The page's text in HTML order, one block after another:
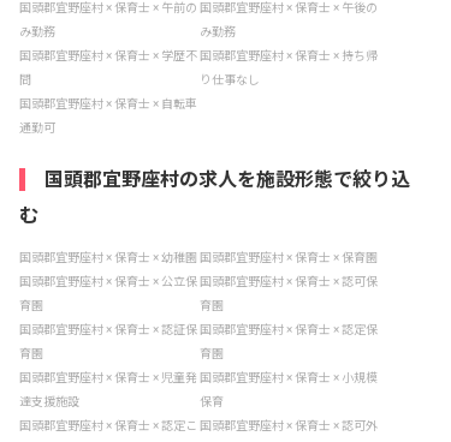
国頭郡宜野座村 × 保育士 × 午前の
み勤務
国頭郡宜野座村 × 保育士 × 午後の
み勤務
国頭郡宜野座村 × 保育士 × 学歴不
問
国頭郡宜野座村 × 保育士 × 持ち帰
り仕事なし
国頭郡宜野座村 × 保育士 × 自転車
通勤可
国頭郡宜野座村の求人を施設形態で絞り込
む
国頭郡宜野座村 × 保育士 × 幼稚園 国頭郡宜野座村 × 保育士 × 保育園
国頭郡宜野座村 × 保育士 × 公立保
育園
国頭郡宜野座村 × 保育士 × 認可保
育園
国頭郡宜野座村 × 保育士 × 認証保
育園
国頭郡宜野座村 × 保育士 × 認定保
育園
国頭郡宜野座村 × 保育士 × 児童発
達支援施設
国頭郡宜野座村 × 保育士 × 小規模
保育
国頭郡宜野座村 × 保育士 × 認定こ 国頭郡宜野座村 × 保育士 × 認可外